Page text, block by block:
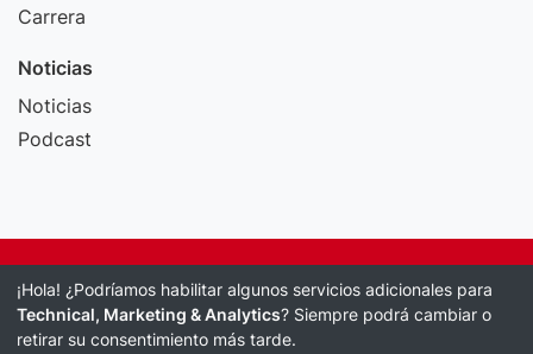
Carrera
Noticias
Noticias
Podcast
Pie de imprenta
Política de protección de datos
Términos y condiciones generales comerciales y de
¡Hola! ¿Podríamos habilitar algunos servicios adicionales para
Technical, Marketing & Analytics? Siempre podrá cambiar o
retirar su consentimiento más tarde.